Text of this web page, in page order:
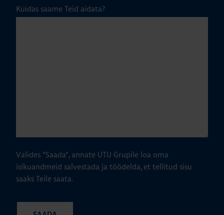
Kuidas saame Teid aidata?
Valides "Saada", annate UTU Grupile loa oma
isikuandmeid salvestada ja töödelda, et tellitud sisu
saaks Teile saata.